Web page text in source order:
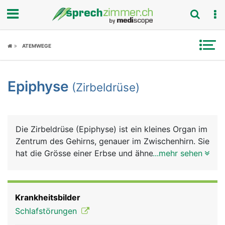
Fokus
Symptome
News
Rubriken
ATEMWEGE
Epiphyse (Zirbeldrüse)
Die Zirbeldrüse (Epiphyse) ist ein kleines Organ im
Zentrum des Gehirns, genauer im Zwischenhirn. Sie
hat die Grösse einer Erbse und ähnelt einem
wird über den Lichteinfall auf die Netzhaut des
Auges gesteuert: Bei Dunkelheit läuft sie auf
...mehr sehen
Krankheitsbilder
Schlafstörungen